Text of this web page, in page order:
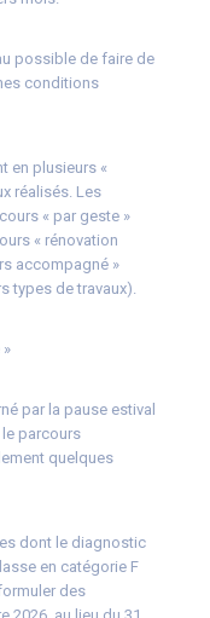
possible de faire de
conditions
en plusieurs «
réalisés. Les
« par geste »
« rénovation
accompagné »
types de travaux).
par la pause estival
parcours
quelques
dont le diagnostic
en catégorie F
des